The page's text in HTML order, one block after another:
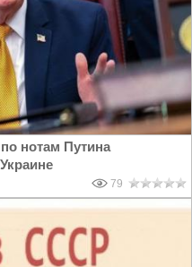
нотам Путина
79